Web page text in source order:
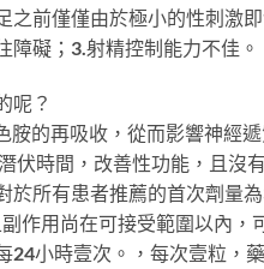
之前僅僅由於極小的性刺激
障礙；3.射精控制能力不佳。
呢？
胺的再吸收，從而影響神經
伏時間，改善性功能，且沒
於所有患者推薦的首次劑量
作用尚在可接受範圍以內
24小時壹次。，每次壹粒，